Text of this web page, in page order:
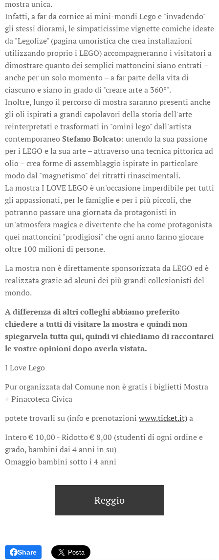
mostra unica.
Infatti, a far da cornice ai mini-mondi Lego e "invadendo"
gli stessi diorami, le simpaticissime vignette comiche ideate
da "Legolize" (pagina umoristica che crea installazioni
utilizzando proprio i LEGO) accompagneranno i visitatori a
dimostrare quanto dei semplici mattoncini siano entrati –
anche per un solo momento – a far parte della vita di
ciascuno e siano in grado di "creare arte a 360°".
Inoltre, lungo il percorso di mostra saranno presenti anche
gli oli ispirati a grandi capolavori della storia dell'arte
reinterpretati e trasformati in "omini lego" dall'artista
contemporaneo Stefano Bolcato: unendo la sua passione
per i LEGO e la sua arte – attraverso una tecnica pittorica ad
olio – crea forme di assemblaggio ispirate in particolare
modo dal "magnetismo" dei ritratti rinascimentali.
La mostra I LOVE LEGO è un'occasione imperdibile per tutti
gli appassionati, per le famiglie e per i più piccoli, che
potranno passare una giornata da protagonisti in
un'atmosfera magica e divertente che ha come protagonista
quei mattoncini "prodigiosi" che ogni anno fanno giocare
oltre 100 milioni di persone.
La mostra non è direttamente sponsorizzata da LEGO ed è
realizzata grazie ad alcuni dei più grandi collezionisti del
mondo.
A differenza di altri colleghi abbiamo preferito
chiedere a tutti di visitare la mostra e quindi non
spiegarvela tutta qui, quindi vi chiediamo di raccontarci
le vostre opinioni dopo averla vistata.
I Love Lego
Pur organizzata dal Comune non è gratis i biglietti Mostra
+ Pinacoteca Civica
potete trovarli su (info e prenotazioni www.ticket.it)a
Intero € 10,00 - Ridotto € 8,00 (studenti di ogni ordine e
grado, bambini dai 4 anni in su)
Omaggio bambini sotto i 4 anni
Reggio
Share